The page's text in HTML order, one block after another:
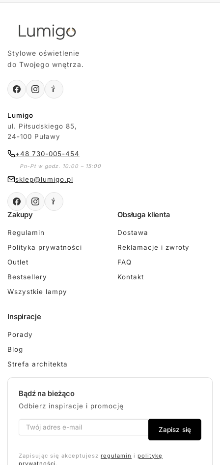
Stylowe oświetlenie
do Twojego wnętrza.
Lumigo
ul. Piłsudskiego 85,
24-100 Puławy
+48 730-005-454
Pn-Pt w godz. 10:00 – 15:00
sklep@lumigo.pl
Zakupy
Regulamin
Polityka prywatności
Outlet
Bestsellery
Wszystkie lampy
Obsługa klienta
Dostawa
Reklamacje i zwroty
FAQ
Kontakt
Inspiracje
Porady
Blog
Strefa architekta
Bądź na bieżąco
Odbierz inspiracje i promocję
Zapisz się
Zapisując się akceptujesz regulamin i politykę
prywatności .